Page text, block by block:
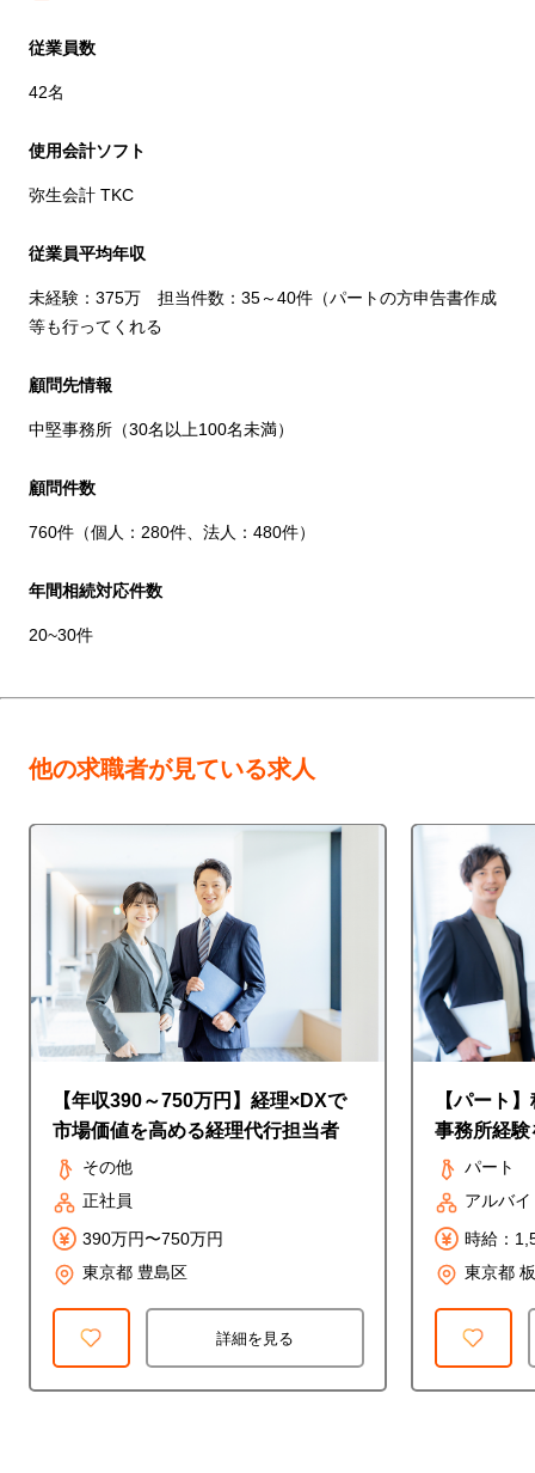
従業員数
42名
使用会計ソフト
弥生会計 TKC
従業員平均年収
未経験：375万 担当件数：35～40件（パートの方申告書作成
等も行ってくれる
顧問先情報
中堅事務所（30名以上100名未満）
顧問件数
760件（個人：280件、法人：480件）
年間相続対応件数
20~30件
他の求職者が見ている求人
【年収390～750万円】経理×DXで
市場価値を高める経理代行担当者
その他
正社員
390万円〜750万円
東京都 豊島区
詳細を見る
【パート
事務所経
◎時給
パート
アルバイ
時給：
東京都